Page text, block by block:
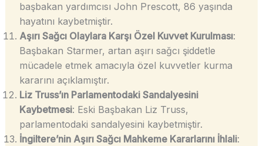
başbakan yardımcısı John Prescott, 86 yaşında
hayatını kaybetmiştir.
Aşırı Sağcı Olaylara Karşı Özel Kuvvet Kurulması:
Başbakan Starmer, artan aşırı sağcı şiddetle
mücadele etmek amacıyla özel kuvvetler kurma
kararını açıklamıştır.
Liz Truss’ın Parlamentodaki Sandalyesini
Kaybetmesi: Eski Başbakan Liz Truss,
parlamentodaki sandalyesini kaybetmiştir.
İngiltere’nin Aşırı Sağcı Mahkeme Kararlarını İhlali: